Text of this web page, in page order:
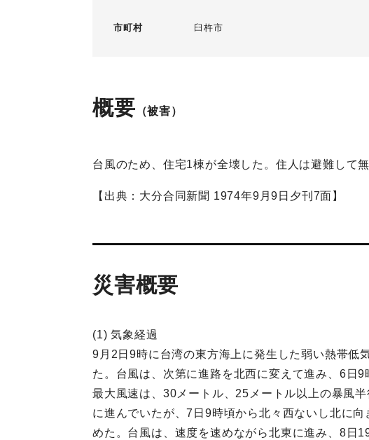
市町村 臼杵市
概要 （被害）
台風のため、住宅1棟が全壊した。住人は避難して無
【出典：大分合同新聞 1974年9月9日夕刊7面】
災害概要
(1) 気象経過
9月2日9時に台湾の東方海上に発生した弱い熱帯低
た。台風は、次第に進路を北西に変えて進み、6日
最大風速は、30メートル、25メートル以上の暴風
に進んでいたが、7日9時頃から北々西ないし北に
めた。台風は、速度を速めながら北東に進み、8日